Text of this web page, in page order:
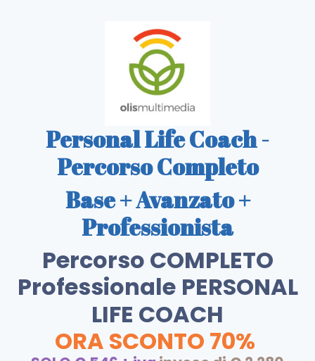
Personal Life Coach -
Percorso Completo
Base + Avanzato +
Professionista
Percorso COMPLETO
Professionale. PERSONAL
LIFE COACH
ORA SCONTO 70%